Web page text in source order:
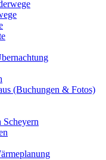
(Buchungen & Fotos)
Scheyern